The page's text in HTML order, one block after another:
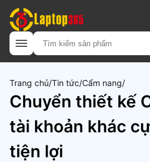
Trang chủ Tin tức Cẩm nang
Chuyển thiết kế
tài khoản khác
tiện lợi